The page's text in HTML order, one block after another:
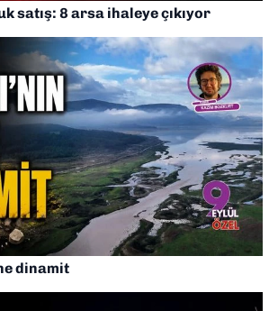
satış: 8 arsa ihaleye çıkıyor
dinamit